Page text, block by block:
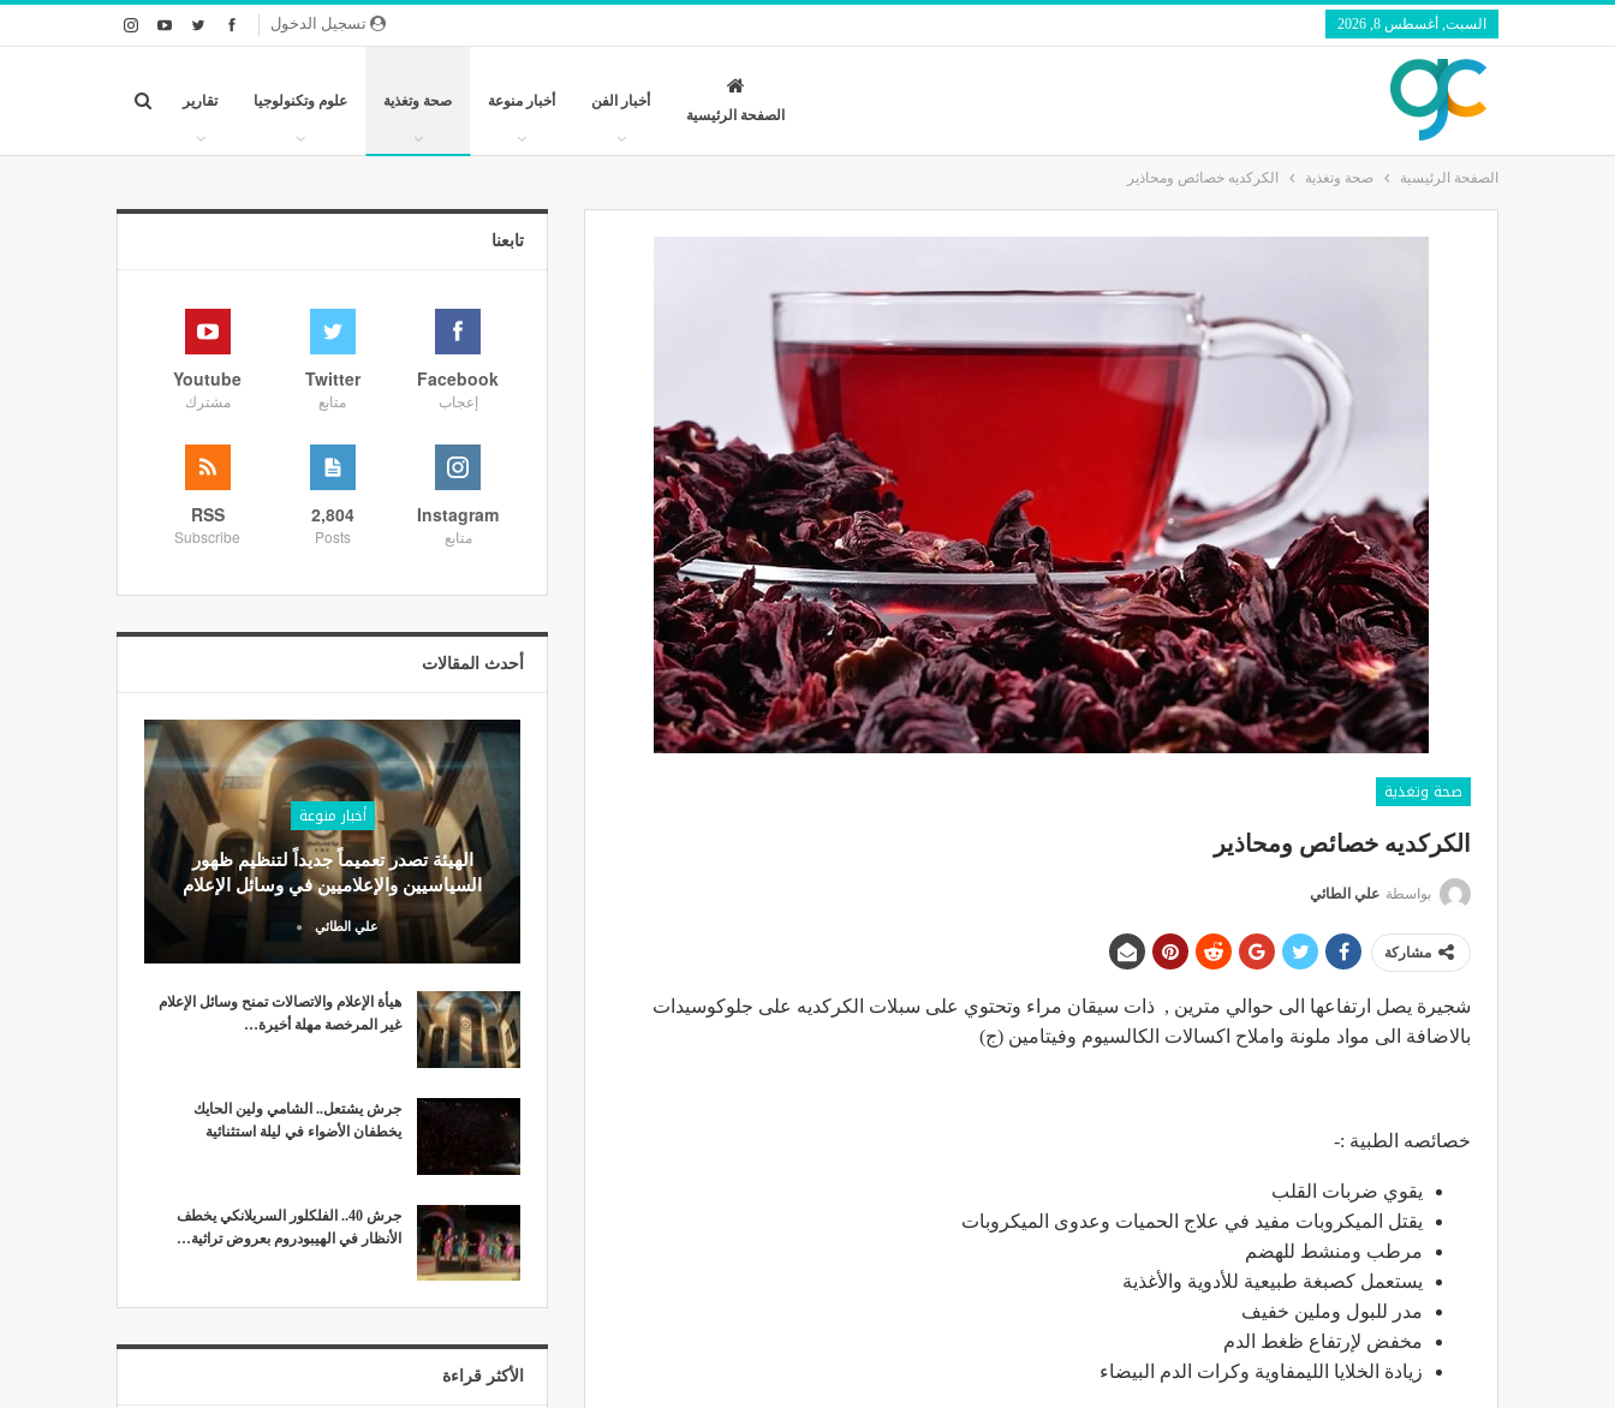
تسجيل الدخول السبت, أغسطس 8, 2026
الصفحة الرئيسية
أخبار الفن أخبار منوعة صحة وتغذية علوم وتكنولوجيا تقارير
الصفحة الرئيسية صحة وتغذية الكركديه خصائص ومحاذير
صحة وتغذية
الكركديه خصائص ومحاذير
بواسطة علي الطائي
مشاركة
شجيرة يصل ارتفاعها الى حوالي مترين , ذات سيقان مراء وتحتوي على سبلات الكركديه على جلوكوسيدات
بالاضافة الى مواد ملونة واملاح اكسالات الكالسيوم وفيتامين (ج)
خصائصه الطبية :-
يقوي ضربات القلب
يقتل الميكروبات مفيد في علاج الحميات وعدوى الميكروبات
مرطب ومنشط للهضم
يستعمل كصبغة طبيعية للأدوية والأغذية
مدر للبول وملين خفيف
مخفض لإرتفاع ظغط الدم
زيادة الخلايا الليمفاوية وكرات الدم البيضاء
تابعنا
Facebook
إعجاب
Twitter
متابع
Youtube
مشترك
Instagram
متابع
2,804
Posts
RSS
Subscribe
أحدث المقالات
أخبار منوعة
الهيئة تصدر تعميماً جديداً لتنظيم ظهور
السياسيين والإعلاميين في وسائل الإعلام
علي الطائي
هيأة الإعلام والاتصالات تمنح وسائل الإعلام
غير المرخصة مهلة أخيرة…
جرش يشتعل.. الشامي ولين الحايك
يخطفان الأضواء في ليلة استثنائية
جرش 40.. الفلكلور السريلانكي يخطف
الأنظار في الهيبودروم بعروض تراثية…
الأكثر قراءة